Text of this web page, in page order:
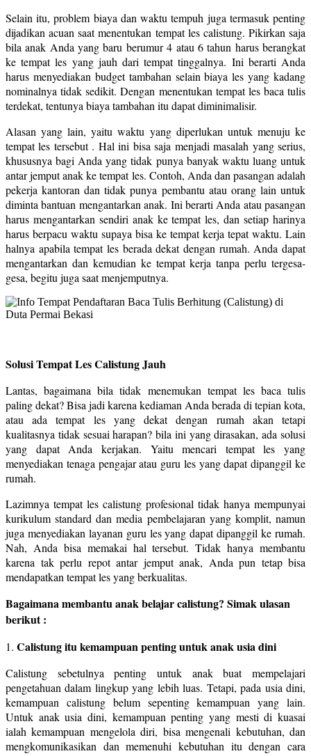
Selain itu, problem biaya dan waktu tempuh juga termasuk penting
dijadikan acuan saat menentukan tempat les calistung. Pikirkan saja
bila anak Anda yang baru berumur 4 atau 6 tahun harus berangkat
ke tempat les yang jauh dari tempat tinggalnya. Ini berarti Anda
harus menyediakan budget tambahan selain biaya les yang kadang
nominalnya tidak sedikit. Dengan menentukan tempat les baca tulis
terdekat, tentunya biaya tambahan itu dapat diminimalisir.
Alasan yang lain, yaitu waktu yang diperlukan untuk menuju ke
tempat les tersebut . Hal ini bisa saja menjadi masalah yang serius,
khususnya bagi Anda yang tidak punya banyak waktu luang untuk
antar jemput anak ke tempat les. Contoh, Anda dan pasangan adalah
pekerja kantoran dan tidak punya pembantu atau orang lain untuk
diminta bantuan mengantarkan anak. Ini berarti Anda atau pasangan
harus mengantarkan sendiri anak ke tempat les, dan setiap harinya
harus berpacu waktu supaya bisa ke tempat kerja tepat waktu. Lain
halnya apabila tempat les berada dekat dengan rumah. Anda dapat
mengantarkan dan kemudian ke tempat kerja tanpa perlu tergesa-
gesa, begitu juga saat menjemputnya.
Solusi Tempat Les Calistung Jauh
Lantas, bagaimana bila tidak menemukan tempat les baca tulis
paling dekat? Bisa jadi karena kediaman Anda berada di tepian kota,
atau ada tempat les yang dekat dengan rumah akan tetapi
kualitasnya tidak sesuai harapan? bila ini yang dirasakan, ada solusi
yang dapat Anda kerjakan. Yaitu mencari tempat les yang
menyediakan tenaga pengajar atau guru les yang dapat dipanggil ke
rumah.
Lazimnya tempat les calistung profesional tidak hanya mempunyai
kurikulum standard dan media pembelajaran yang komplit, namun
juga menyediakan layanan guru les yang dapat dipanggil ke rumah.
Nah, Anda bisa memakai hal tersebut. Tidak hanya membantu
karena tak perlu repot antar jemput anak, Anda pun tetap bisa
mendapatkan tempat les yang berkualitas.
Bagaimana membantu anak belajar calistung? Simak ulasan
berikut :
1. Calistung itu kemampuan penting untuk anak usia dini
Calistung sebetulnya penting untuk anak buat mempelajari
pengetahuan dalam lingkup yang lebih luas. Tetapi, pada usia dini,
kemampuan calistung belum sepenting kemampuan yang lain.
Untuk anak usia dini, kemampuan penting yang mesti di kuasai
ialah kemampuan mengelola diri, bisa mengenali kebutuhan, dan
mengkomunikasikan dan memenuhi kebutuhan itu dengan cara